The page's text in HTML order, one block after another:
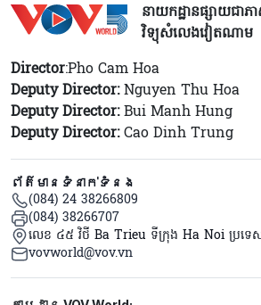
នាយកដ្ឋានផ្សាយជាភ
វិទ្យុសំលេងវៀតណាម
Director:Pho Cam Hoa
Deputy Director:Nguyen Thu Hoa
Deputy Director:Bui Manh Hung
Deputy Director:Cao Dinh Trung
ព័ត៌មានទំនាក់ទំនង
(084) 24 38266809
(084) 38266707
លេខ ៤៥ វិថី Ba Trieu ទីក្រុង Ha Noi ប្រទេ
vovworld@vov.vn